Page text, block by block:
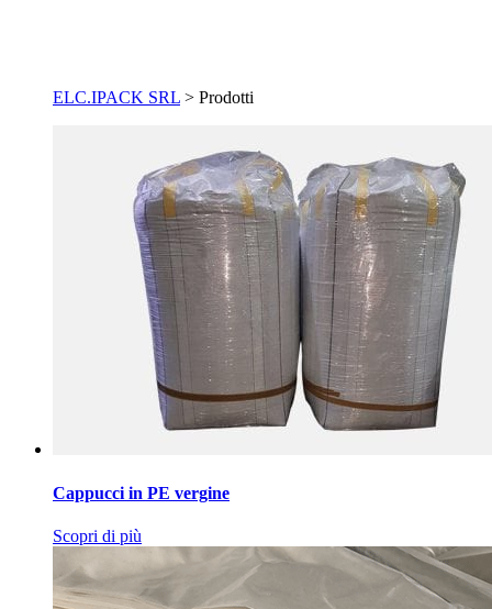
ELC.IPACK SRL > Prodotti
Cappucci in PE vergine
Scopri di più